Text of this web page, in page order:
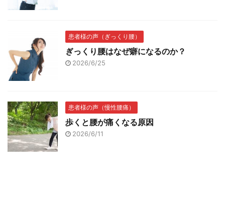
患者様の声（ぎっくり腰）
ぎっくり腰はなぜ癖になるのか？
2026/6/25
患者様の声（慢性腰痛）
歩くと腰が痛くなる原因
2026/6/11